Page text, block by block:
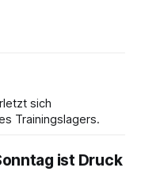
sich
Trainingslagers.
ist Druck